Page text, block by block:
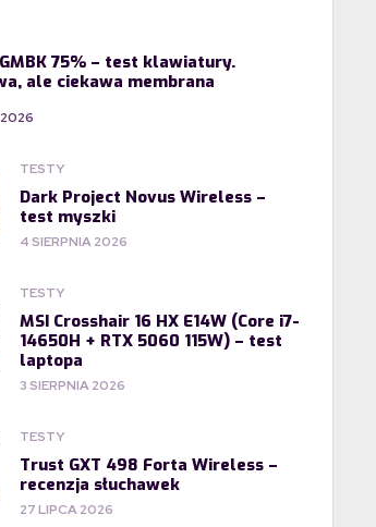
75% – test klawiatury.
ale ciekawa membrana
2026
TESTY
Dark Project Novus Wireless –
test myszki
4 SIERPNIA 2026
TESTY
MSI Crosshair 16 HX E14W (Core i7-
14650H + RTX 5060 115W) – test
laptopa
3 SIERPNIA 2026
TESTY
Trust GXT 498 Forta Wireless –
recenzja słuchawek
27 LIPCA 2026